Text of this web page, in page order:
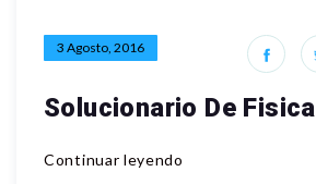
3 Agosto, 2016
Solucionario De Fisica
Continuar leyendo